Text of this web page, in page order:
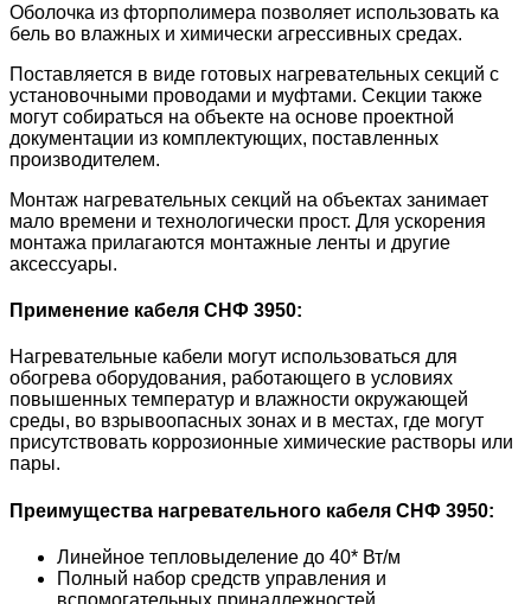
Оболочка из фторполимера позволяет использовать ка
бель во влажных и химически агрессивных средах.
Поставляется в виде готовых нагревательных секций с
установочными проводами и муфтами. Секции также
могут собираться на объекте на основе проектной
документации из комплектующих, поставленных
производителем.
Монтаж нагревательных секций на объектах занимает
мало времени и технологически прост. Для ускорения
монтажа прилагаются монтажные ленты и другие
аксессуары.
Применение кабеля СНФ 3950:
Нагревательные кабели могут использоваться для
обогрева оборудования, работающего в условиях
повышенных температур и влажности окружающей
среды, во взрывоопасных зонах и в местах, где могут
присутствовать коррозионные химические растворы или
пары.
Преимущества нагревательного кабеля СНФ 3950:
Линейное тепловыделение до 40* Вт/м
Полный набор средств управления и
вспомогательных принадлежностей